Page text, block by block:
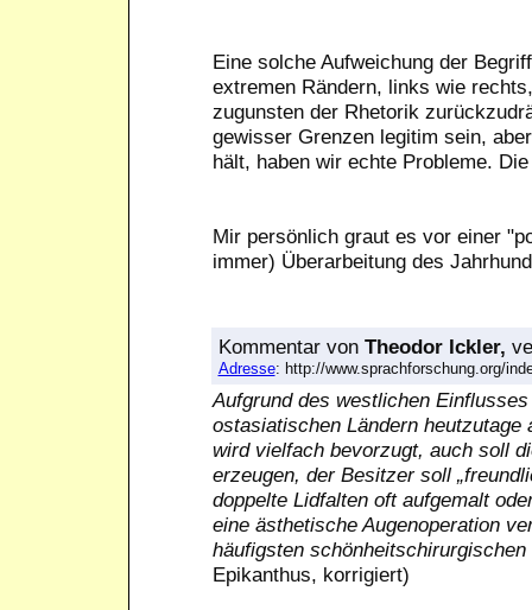
Eine solche Aufweichung der
extremen Rändern, links wie
zugunsten der Rhetorik
gewisser Grenzen legitim sein,
hält, haben wir echte Probleme.
Mir persönlich graut es vor einer
immer) Überarbeitung des
Kommentarvon Theodor Ickler,
Adresse: http://www.sprachforschung.org/
Aufgrund des westlichen
ostasiatischen Ländern
wird vielfach bevorzugt, auch soll
erzeugen, der Besitzer soll
doppelte Lidfalten oft aufgemalt
eine ästhetische Augenoperation
häufigsten
Epikanthus, korrigiert)